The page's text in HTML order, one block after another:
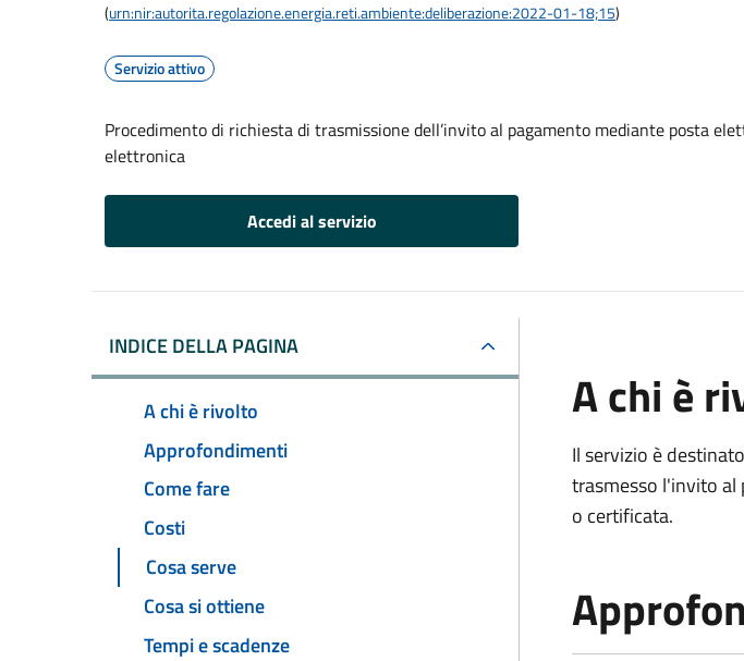
(urn:nir:autorita.regolazione.energia.reti.ambiente:deliberazione:2022-01-18;15)
Servizio attivo
Procedimento di richiesta di trasmissione dell’invito al pagamento mediante posta
elettronica
Accedi al servizio
INDICE DELLA PAGINA
A chi è rivolto
Approfondimenti
Come fare
Costi
Cosa serve
Cosa si ottiene
Tempi e scadenze
A chi è
Il servizio è
trasmesso l'invito al
o certificata.